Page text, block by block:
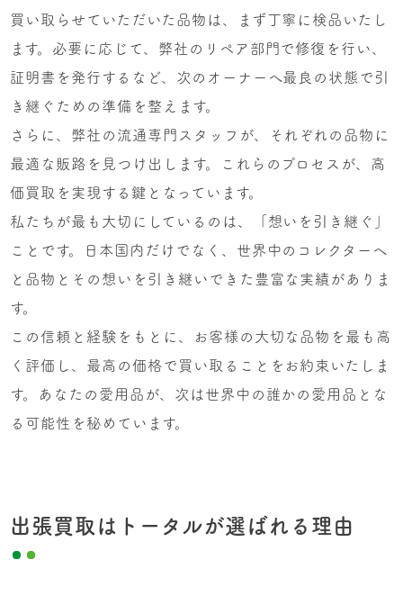
買い取らせていただいた品物は、まず丁寧に検品いたし
ます。必要に応じて、弊社のリペア部門で修復を行い、
証明書を発行するなど、次のオーナーへ最良の状態で引
き継ぐための準備を整えます。
さらに、弊社の流通専門スタッフが、それぞれの品物に
最適な販路を見つけ出します。これらのプロセスが、高
価買取を実現する鍵となっています。
私たちが最も大切にしているのは、「想いを引き継ぐ」
ことです。日本国内だけでなく、世界中のコレクターへ
と品物とその想いを引き継いできた豊富な実績がありま
す。
この信頼と経験をもとに、お客様の大切な品物を最も高
く評価し、最高の価格で買い取ることをお約束いたしま
す。あなたの愛用品が、次は世界中の誰かの愛用品とな
る可能性を秘めています。
出張買取はトータルが選ばれる理由